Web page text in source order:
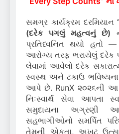
સમગ્ર કાર્યક્રમ દરમિયાન
(દરેક પગલું મહત્વનું છે)
પ્રતિધ્વનિત થયો હતો
આરોગ્ય તરફ ભરાયેલું દરેક
લેવામાં આવેલો દરેક
સ્વસ્થ અને ટકાઉ ભવિષ્યના
આપે છે. RunX ૨૦૨૬ની
નિઃસ્વાર્થ સેવા આપતા
સમુદાયના અગ્રણી
સહભાગીઓનો સમર્પિત
તેમની એકતા, અખૂટ